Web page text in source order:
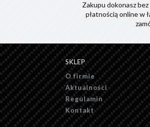
Zakupu dokonasz
płatnością online w
SKLEP
O firmie
Aktualności
Regulamin
Kontakt